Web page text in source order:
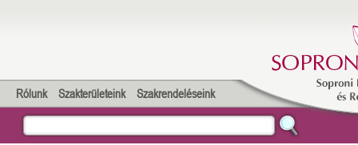
Rólunk Szakterületeink Szakrendeléseink